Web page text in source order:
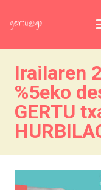
Irailaren
%5eko
GERTU